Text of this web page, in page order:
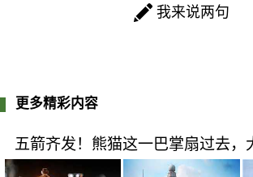
我来说两句
更多精彩内容
五箭齐发！熊猫这一巴掌扇过去，